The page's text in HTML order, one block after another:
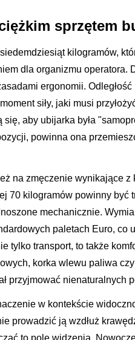
sprzętem
kilogramów,
dla organizmu
ergonomii.
siły, jaki musi
się, aby ubijarka była
powinna ona
na zmęczenie wynikające z
70 kilogramów powinny być
mechanicznie.
paletach Euro, co
tylko transport, to także
korka wlewu paliwa
przyjmować nienaturalnych
w kontekście
prowadzić ją wzdłuż
to pole widzenia.